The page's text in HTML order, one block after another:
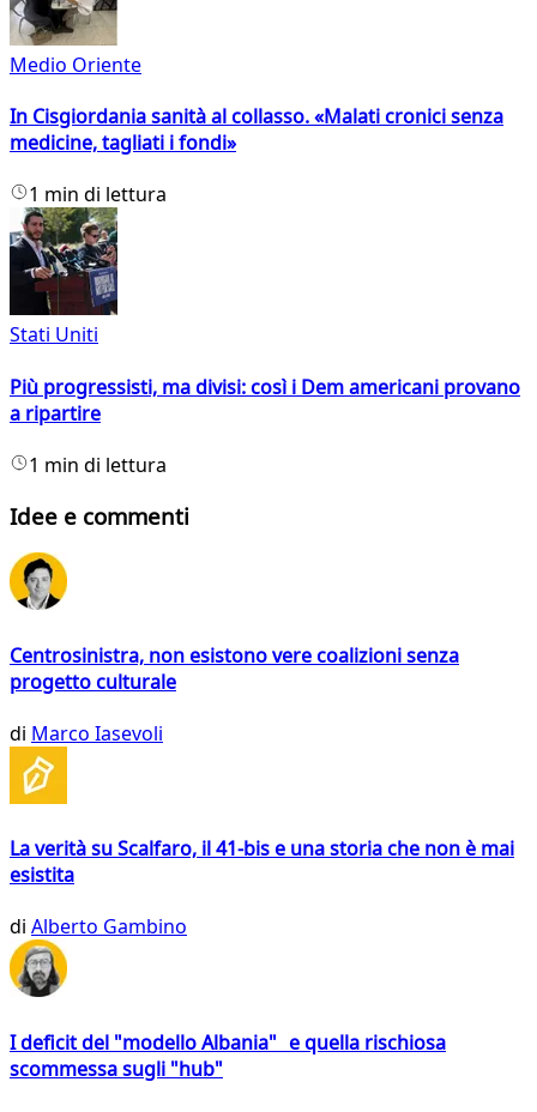
Medio Oriente
In Cisgiordania sanità al collasso. «Malati cronici senza
medicine, tagliati i fondi»
1 min di lettura
Stati Uniti
Più progressisti, ma divisi: così i Dem americani provano
a ripartire
1 min di lettura
Idee e commenti
Centrosinistra, non esistono vere coalizioni senza
progetto culturale
di Marco Iasevoli
La verità su Scalfaro, il 41-bis e una storia che non è mai
esistita
di Alberto Gambino
I deficit del "modello Albania" e quella rischiosa
scommessa sugli "hub"